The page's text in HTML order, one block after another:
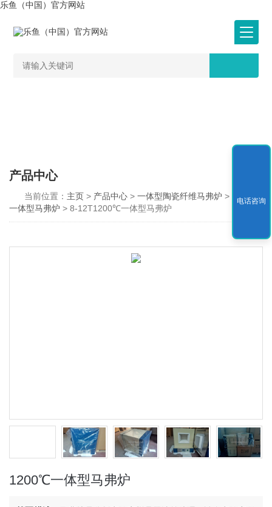
乐鱼（中国）官方网站
产品中心
当前位置： 主页> 产品中心 >一体型陶瓷纤维马弗炉 >
1200℃
一体型马弗炉 > 8-12T1200℃一体型马弗炉
1200℃一体型马弗炉
电话咨询